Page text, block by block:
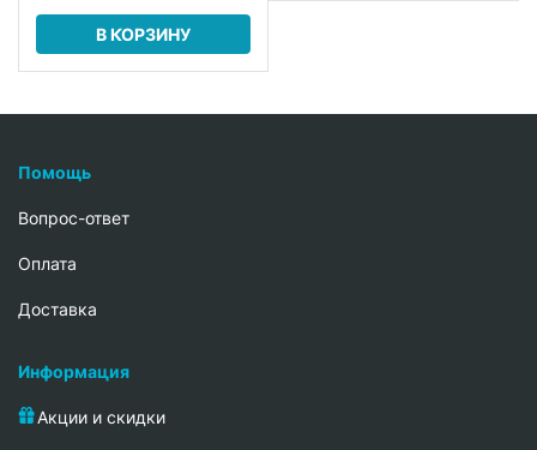
В КОРЗИНУ
Помощь
Вопрос-ответ
Oплата
Доставка
Информация
Акции и скидки